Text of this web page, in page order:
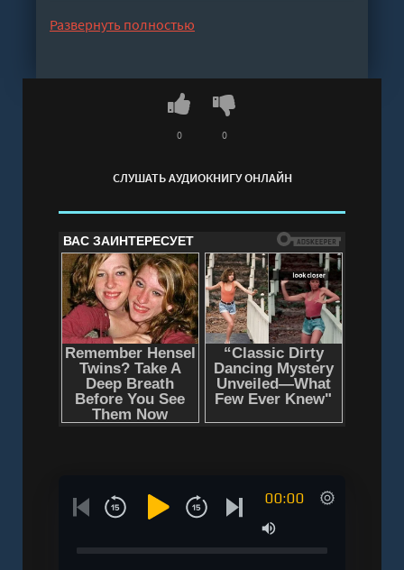
греха 2 - Вальтер Макс" онлайн бесплатно без
Развернуть полностью
СЛУШАТЬ АУДИОКНИГУ ОНЛАЙН
0 0
00:00